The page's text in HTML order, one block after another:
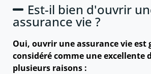
Est-il bien d'ouvrir
assurance vie ?
Oui, ouvrir une assurance vie est
considéré comme une excellente
plusieurs raisons :